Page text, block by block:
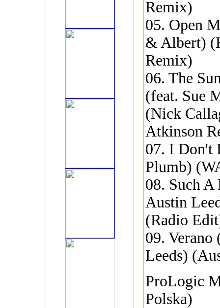
Remix)
05. Open
& Albert)
Remix)
06. The
(feat. Sue
(Nick
Atkinson
07. I Don't
Plumb)
08. Such A
Austin
(Radio
09. Verano
Leeds)
ProLogic
Polska)